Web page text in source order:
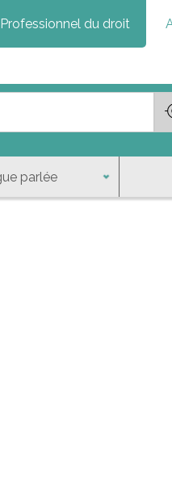
Professionnel du droit